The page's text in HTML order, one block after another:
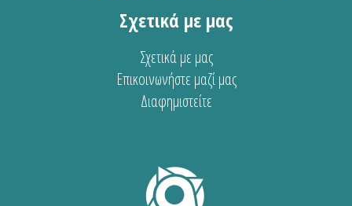
Σχετικά με μας
Σχετικά με μας
Επικοινωνήστε μαζί μας
Διαφημιστείτε